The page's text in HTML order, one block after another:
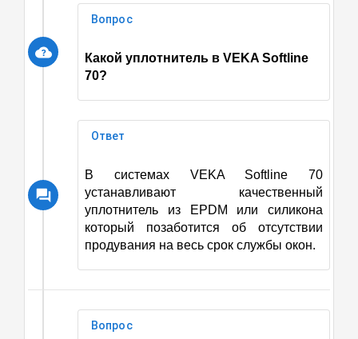
Вопрос
Какой уплотнитель в VEKA Softline
70?
Ответ
В системах VEKA Softline 70
устанавливают качественный
уплотнитель из EPDM или силикона
который позаботится об отсутствии
продувания на весь срок службы окон.
Вопрос